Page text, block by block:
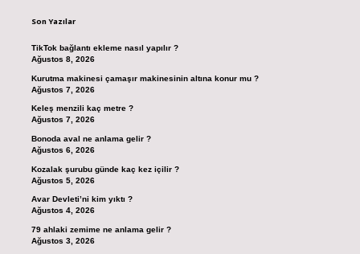
Son Yazılar
TikTok bağlantı ekleme nasıl yapılır ?
Ağustos 8, 2026
Kurutma makinesi çamaşır makinesinin altına konur mu ?
Ağustos 7, 2026
Keleş menzili kaç metre ?
Ağustos 7, 2026
Bonoda aval ne anlama gelir ?
Ağustos 6, 2026
Kozalak şurubu günde kaç kez içilir ?
Ağustos 5, 2026
Avar Devleti’ni kim yıktı ?
Ağustos 4, 2026
79 ahlaki zemime ne anlama gelir ?
Ağustos 3, 2026